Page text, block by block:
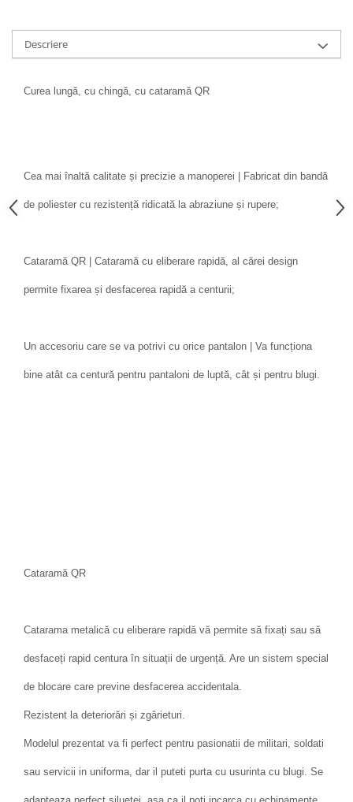
Descriere
Curea lungă, cu chingă, cu cataramă QR
Cea mai înaltă calitate și precizie a manoperei | Fabricat din bandă
de poliester cu rezistență ridicată la abraziune și rupere;
Cataramă QR | Cataramă cu eliberare rapidă, al cărei design
permite fixarea și desfacerea rapidă a centurii;
Un accesoriu care se va potrivi cu orice pantalon | Va funcționa
bine atât ca centură pentru pantaloni de luptă, cât și pentru blugi.
Cataramă QR
Catarama metalică cu eliberare rapidă vă permite să fixați sau să
desfaceți rapid centura în situații de urgență. Are un sistem special
de blocare care previne desfacerea accidentala.
Rezistent la deteriorări și zgârieturi.
Modelul prezentat va fi perfect pentru pasionatii de militari, soldati
sau servicii in uniforma, dar il puteti purta cu usurinta cu blugi. Se